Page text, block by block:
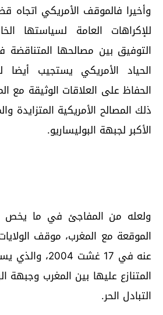
وأخيرا فالموقف الأمريكي اتجاه
للإكراهات العامة لسياستها
التوفيق بين مصالحها
الحياد الأمريكي يستجيب
الحفاظ على العلاقات الوثيقة مع
ذلك المصالح الأمريكية المتزايدة
الأكبر لجبهة البوليساريو.
ولعله من المفاجئ في ما يخص
الموقعة مع المغرب، موقف
عنه في 17 غشت
المتنازع عليها بين المغرب وجبهة
التبادل الحر.